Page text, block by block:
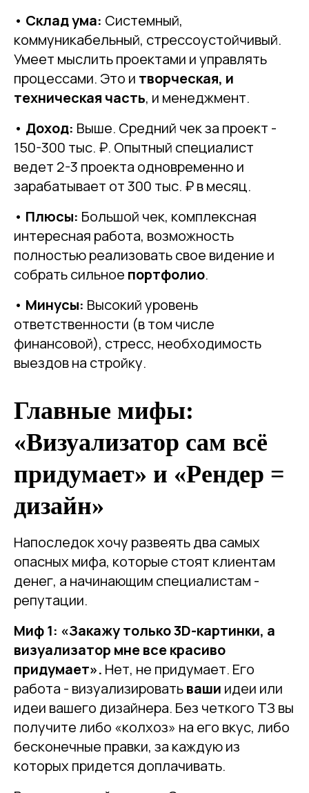
• Склад ума: Системный,
коммуникабельный, стрессоустойчивый.
Умеет мыслить проектами и управлять
процессами. Это и творческая, и
техническая часть, и менеджмент.
• Доход: Выше. Средний чек за проект -
150-300 тыс. ₽. Опытный специалист
ведет 2-3 проекта одновременно и
зарабатывает от 300 тыс. ₽ в месяц.
• Плюсы: Большой чек, комплексная
интересная работа, возможность
полностью реализовать свое видение и
собрать сильное портфолио.
• Минусы: Высокий уровень
ответственности (в том числе
финансовой), стресс, необходимость
выездов на стройку.
Главные мифы:
«Визуализатор сам всё
придумает» и «Рендер =
дизайн»
Напоследок хочу развеять два самых
опасных мифа, которые стоят клиентам
денег, а начинающим специалистам -
репутации.
Миф 1: «Закажу только 3D-картинки, а
визуализатор мне все красиво
придумает». Нет, не придумает. Его
работа - визуализироватьваши идеи или
идеи вашего дизайнера. Без четкого ТЗ вы
получите либо «колхоз» на его вкус, либо
бесконечные правки, за каждую из
которых придется доплачивать.